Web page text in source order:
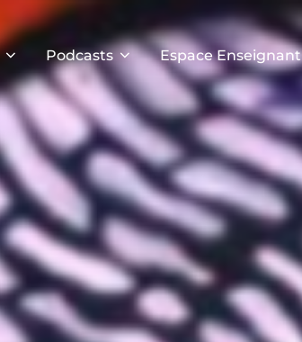
Podcasts Espace Enseignant